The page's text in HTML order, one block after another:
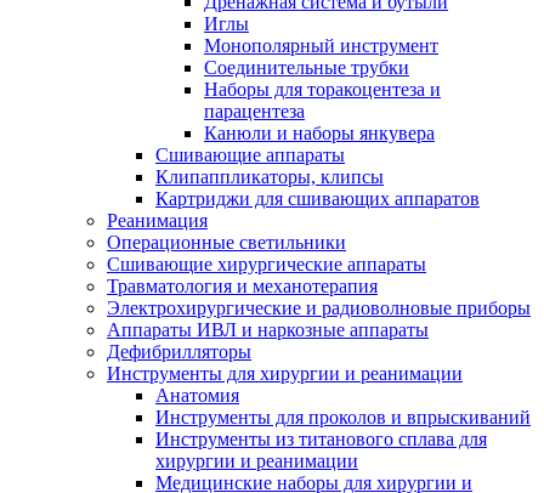
Иглы
Монополярный инструмент
Соединительные трубки
Наборы для торакоцентеза и
парацентеза
Канюли и наборы янкувера
Сшивающие аппараты
Клипаппликаторы, клипсы
Картриджи для сшивающих аппаратов
Реанимация
Операционные светильники
Сшивающие хирургические аппараты
Травматология и механотерапия
Электрохирургические и радиоволновые приборы
Аппараты ИВЛ и наркозные аппараты
Дефибрилляторы
Инструменты для хирургии и реанимации
Анатомия
Инструменты для проколов и впрыскиваний
Инструменты из титанового сплава для
хирургии и реанимации
Медицинские наборы для хирургии и